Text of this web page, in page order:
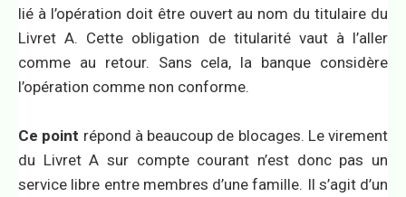
lié à l’opération doit être ouvert au nom du titulaire du
Livret A. Cette obligation de titularité vaut à l’aller
comme au retour. Sans cela, la banque considère
l’opération comme non conforme.
Ce point répond à beaucoup de blocages. Le virement
du Livret A sur compte courant n’est donc pas un
service libre entre membres d’une famille. Il s’agit d’un